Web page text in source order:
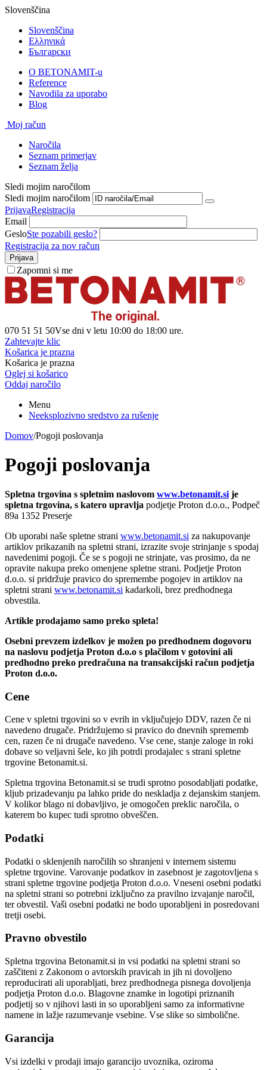
Slovenščina
Slovenščina
Ελληνικά
Български
O BETONAMIT-u
Reference
Navodila za uporabo
Blog
Moj račun
Naročila
Seznam primerjav
Seznam želja
Sledi mojim naročilom
Sledi mojim naročilom
PrijavaRegistracija
Email
GesloSte pozabili geslo?
Registracija za nov račun
Prijava
Zapomni si me
070 51 51 50Vse dni v letu 10:00 do 18:00 ure.
Zahtevajte klic
Košarica je prazna
Košarica je prazna
Oglej si košarico
Oddaj naročilo
Menu
Neeksplozivno sredstvo za rušenje
Domov/Pogoji poslovanja
Pogoji poslovanja
Spletna trgovina s spletnim naslovom www.betonamit.si je
spletna trgovina, s katero upravlja podjetje Proton d.o.o., Podpeč
89a 1352 Preserje
Ob uporabi naše spletne strani www.betonamit.si za nakupovanje
artiklov prikazanih na spletni strani, izrazite svoje strinjanje s spodaj
navedenimi pogoji. Če se s pogoji ne strinjate, vas prosimo, da ne
opravite nakupa preko omenjene spletne strani. Podjetje Proton
d.o.o. si pridržuje pravico do spremembe pogojev in artiklov na
spletni strani www.betonamit.si kadarkoli, brez predhodnega
obvestila.
Artikle prodajamo samo preko spleta!
Osebni prevzem izdelkov je možen po predhodnem dogovoru
na naslovu podjetja Proton d.o.o s plačilom v gotovini ali
predhodno preko predračuna na transakcijski račun podjetja
Proton d.o.o.
Cene
Cene v spletni trgovini so v evrih in vključujejo DDV, razen če ni
navedeno drugače. Pridržujemo si pravico do dnevnih sprememb
cen, razen če ni drugače navedeno. Vse cene, stanje zaloge in roki
dobave so veljavni šele, ko jih potrdi prodajalec s strani spletne
trgovine Betonamit.si.
Spletna trgovina Betonamit.si se trudi sprotno posodabljati podatke,
kljub prizadevanju pa lahko pride do neskladja z dejanskim stanjem.
V kolikor blago ni dobavljivo, je omogočen preklic naročila, o
katerem bo kupec tudi sprotno obveščen.
Podatki
Podatki o sklenjenih naročilih so shranjeni v internem sistemu
spletne trgovine. Varovanje podatkov in zasebnost je zagotovljena s
strani spletne trgovine podjetja Proton d.o.o. Vneseni osebni podatki
na spletni strani so potrebni izključno za pravilno izvajanje naročil,
ter obvestil. Vaši osebni podatki ne bodo uporabljeni in posredovani
tretji osebi.
Pravno obvestilo
Spletna trgovina Betonamit.si in vsi podatki na spletni strani so
zaščiteni z Zakonom o avtorskih pravicah in jih ni dovoljeno
reproducirati ali uporabljati, brez predhodnega pisnega dovoljenja
podjetja Proton d.o.o. Blagovne znamke in logotipi priznanih
podjetij so v njihovi lasti in so uporabljeni samo za informativne
namene in lažje razumevanje vsebine. Vse slike so simbolične.
Garancija
Vsi izdelki v prodaji imajo garancijo uvoznika, oziroma